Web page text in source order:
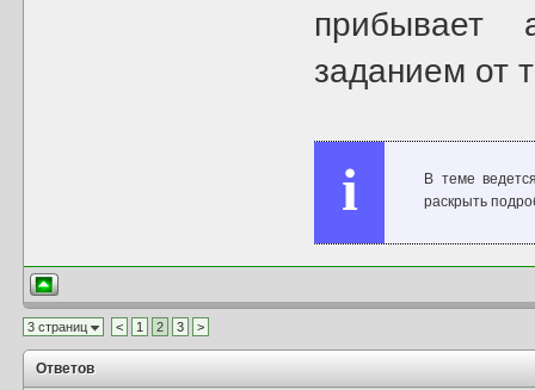
прибывает
заданием от
i
В теме
раскрыть
3 страниц < 1 2 3 >
Ответов